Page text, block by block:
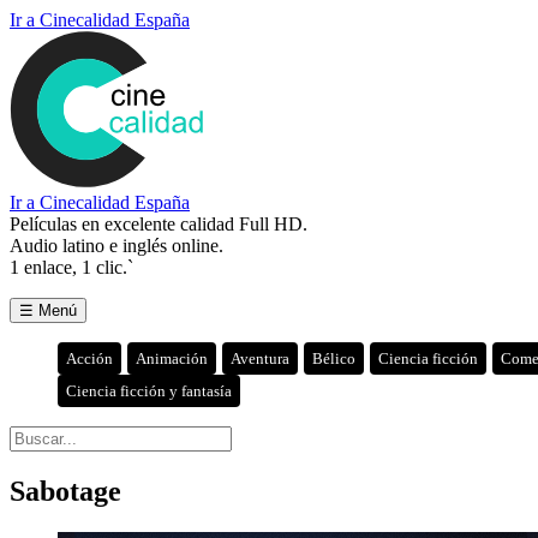
Ir a Cinecalidad España
Ir a Cinecalidad España
Películas en excelente calidad Full HD.
Audio latino e inglés online.
1 enlace, 1 clic.`
☰ Menú
Acción Animación Aventura Bélico Ciencia ficción
Ciencia ficción y fantasía
Sabotage